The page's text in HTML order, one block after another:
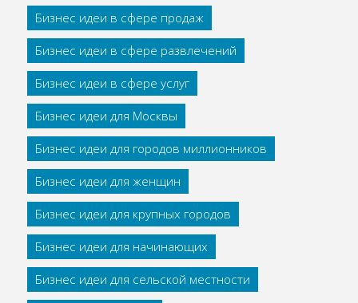
Бизнес идеи в сфере продаж
Бизнес идеи в сфере развлечений
Бизнес идеи в сфере услуг
Бизнес идеи для Москвы
Бизнес идеи для городов миллионников
Бизнес идеи для женщин
Бизнес идеи для крупных городов
Бизнес идеи для начинающих
Бизнес идеи для сельской местности